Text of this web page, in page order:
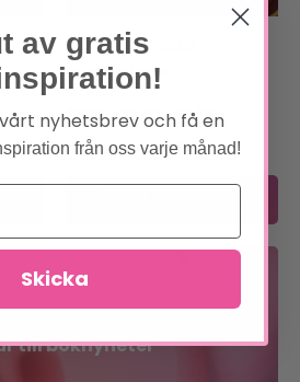
Den förlorade
symbolens
119kr
Klubbpris:99kr
Bli medlem
till boknyheter
av gratis
nyhetsbrev och få en
från oss varje månad!
Skicka